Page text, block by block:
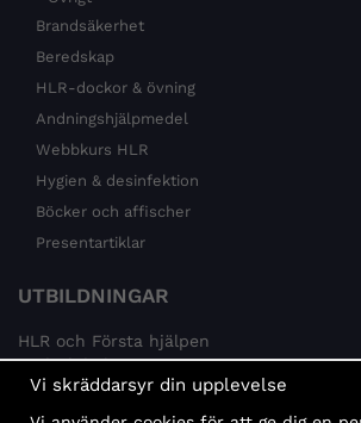
Brandsäkerhet
Beredskap
HLR-dockor & övning
Andningshjälpmedel
Webbkurs HLR
Hygien & desinfektion
Böcker och affischer
Presentartiklar
UTBILDNINGAR
HLR och Första hjälpen
Psykisk hälsa
Brandskydd
Vi skräddarsyr din upplevelse